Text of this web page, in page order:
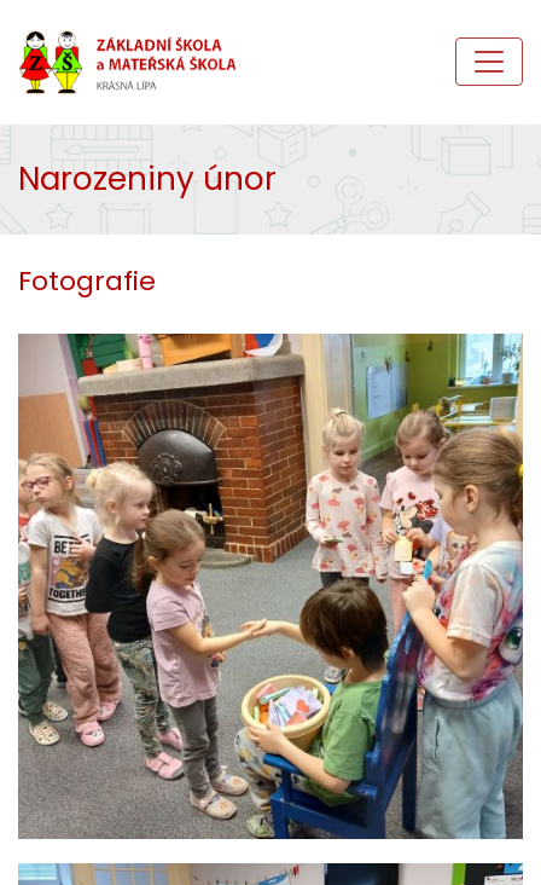
Narozeniny únor
Fotografie